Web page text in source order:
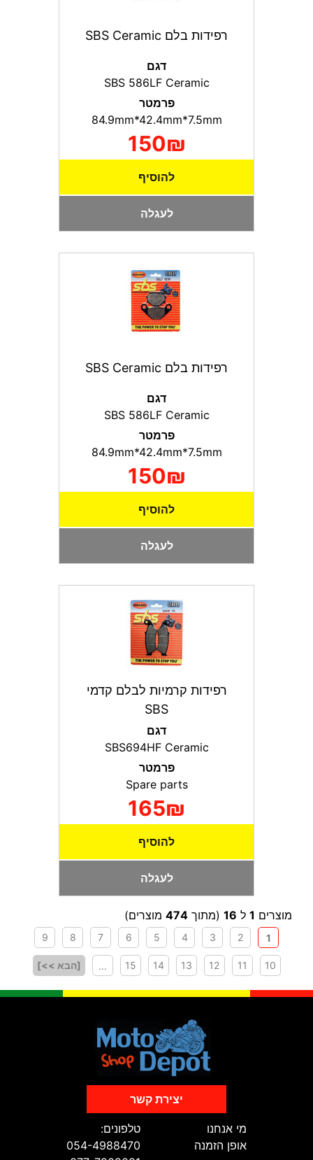
רפידות בלם SBS Ceramic
דגם
SBS 586LF Ceramic
פרמטר
150₪
להוסיף
לעגלה
רפידות בלם SBS Ceramic
דגם
SBS 586LF Ceramic
פרמטר
150₪
להוסיף
לעגלה
רפידות קרמיות לבלם קדמי
SBS
דגם
SBS694HF Ceramic
פרמטר
Spare parts
165₪
להוסיף
לעגלה
מוצרים 1 ל 16 (מתוך 474 מוצרים)
1
2
3
4
5
6
7
8
9
10
11
12
13
14
15
... [הבא >>]
מי אנחנו
אופן הזמנה
טלפונים:
054-4988470
יצירת קשר